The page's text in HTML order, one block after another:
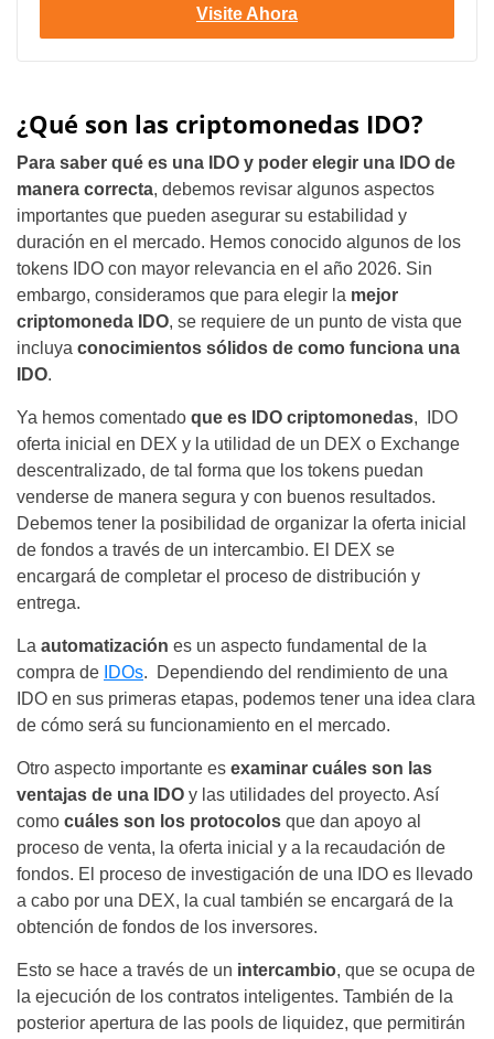
Visite Ahora
¿Qué son las criptomonedas IDO?
Para saber qué es una IDO y poder elegir una IDO de
manera correcta, debemos revisar algunos aspectos
importantes que pueden asegurar su estabilidad y
duración en el mercado. Hemos conocido algunos de los
tokens IDO con mayor relevancia en el año 2026. Sin
embargo, consideramos que para elegir la mejor
criptomoneda IDO, se requiere de un punto de vista que
incluya conocimientos sólidos de como funciona una
IDO.
Ya hemos comentado que es IDO criptomonedas, IDO
oferta inicial en DEX y la utilidad de un DEX o Exchange
descentralizado, de tal forma que los tokens puedan
venderse de manera segura y con buenos resultados.
Debemos tener la posibilidad de organizar la oferta inicial
de fondos a través de un intercambio. El DEX se
encargará de completar el proceso de distribución y
entrega.
La automatización es un aspecto fundamental de la
compra de IDOs. Dependiendo del rendimiento de una
IDO en sus primeras etapas, podemos tener una idea clara
de cómo será su funcionamiento en el mercado.
Otro aspecto importante es examinar cuáles son las
ventajas de una IDO y las utilidades del proyecto. Así
como cuáles son los protocolos que dan apoyo al
proceso de venta, la oferta inicial y a la recaudación de
fondos. El proceso de investigación de una IDO es llevado
a cabo por una DEX, la cual también se encargará de la
obtención de fondos de los inversores.
Esto se hace a través de un intercambio, que se ocupa de
la ejecución de los contratos inteligentes. También de la
posterior apertura de las pools de liquidez, que permitirán